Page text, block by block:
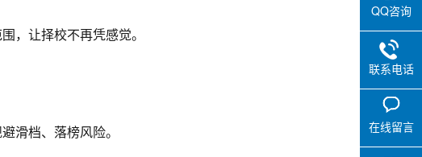
，让择校不再凭感觉。
滑档、落榜风险。
QQ咨询
联系电话
在线留言